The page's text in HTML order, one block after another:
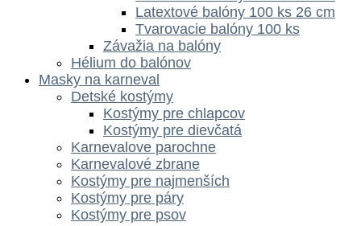
Latextové balóny 100 ks 26 cm
Tvarovacie balóny 100 ks
Závažia na balóny
Hélium do balónov
Masky na karneval
Detské kostýmy
Kostýmy pre chlapcov
Kostýmy pre dievčatá
Karnevalove parochne
Karnevalové zbrane
Kostýmy pre najmenších
Kostýmy pre páry
Kostýmy pre psov